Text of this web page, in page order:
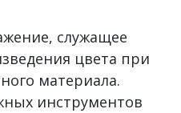
служащее
цвета при
материала.
инструментов